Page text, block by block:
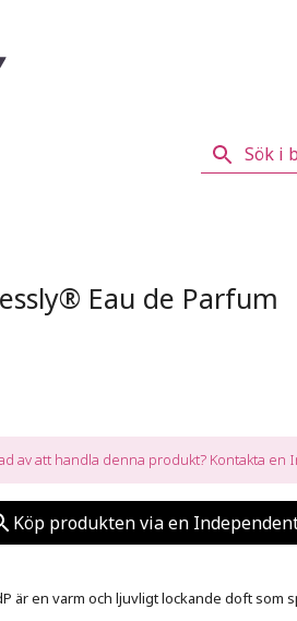
Eau de Parfum
av att handla denna produkt? Kontakta en
Köp produkten via en
är en varm och ljuvligt lockande doft som